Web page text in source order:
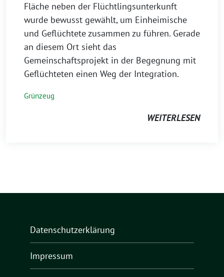
Fläche neben der Flüchtlingsunterkunft
wurde bewusst gewählt, um Einheimische
und Geflüchtete zusammen zu führen. Gerade
an diesem Ort sieht das
Gemeinschaftsprojekt in der Begegnung mit
Geflüchteten einen Weg der Integration.
Grünzeug
WEITERLESEN
Datenschutzerklärung
Impressum